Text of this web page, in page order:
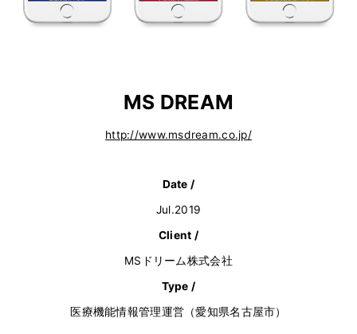
MS DREAM
http://www.msdream.co.jp/
Date /
Jul.2019
Client /
MSドリーム株式会社
Type /
医療機能情報管理運営（愛知県名古屋市）